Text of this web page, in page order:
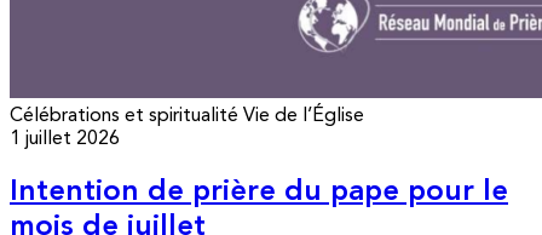
Célébrations et spiritualité Vie de l’Église
1 juillet 2026
Intention de prière du pape pour le
mois de juillet